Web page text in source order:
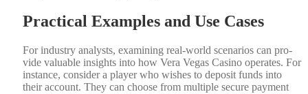
Practical Examples and Use Cases
For indus­try ana­lysts, exam­in­ing real-world sce­nar­ios can pro­
vide valu­able insights into how Vera Vegas Casi­no oper­ates. For
instance, con­sid­er a play­er who wish­es to deposit funds into
their account. They can choose from mul­ti­ple secure pay­ment